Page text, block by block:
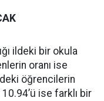
ildeki bir okula
oranı ise
öğrencilerin
ise farklı bir